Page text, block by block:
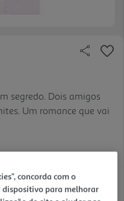
segredo. Dois amigos
Um romance que vai
concorda com o
dispositivo para melhorar